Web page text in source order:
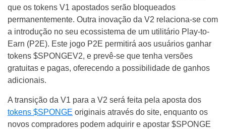
que os tokens V1 apostados serão bloqueados
permanentemente. Outra inovação da V2 relaciona-se com
a introdução no seu ecossistema de um utilitário Play-to-
Earn (P2E). Este jogo P2E permitirá aos usuários ganhar
tokens $SPONGEV2, e prevê-se que tenha versões
gratuitas e pagas, oferecendo a possibilidade de ganhos
adicionais.
A transição da V1 para a V2 será feita pela aposta dos
tokens $SPONGE originais através do site, enquanto os
novos compradores podem adquirir e apostar $SPONGE